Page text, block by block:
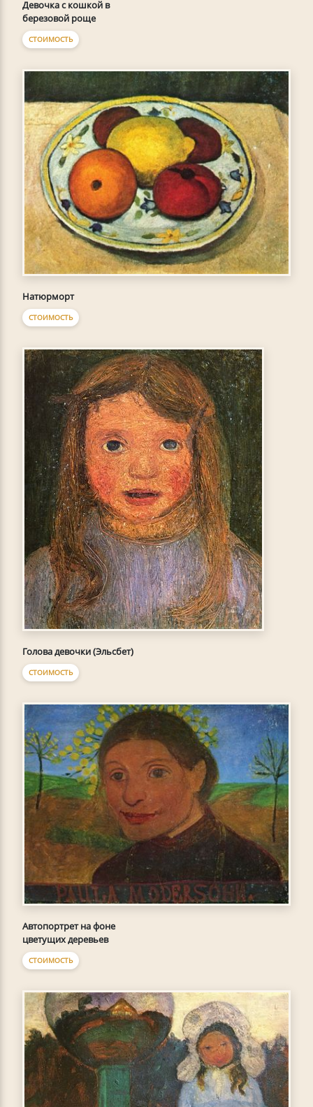
Девочка с кошкой в
березовой роще
СТОИМОСТЬ
Натюрморт
СТОИМОСТЬ
Голова девочки (Эльсбет)
СТОИМОСТЬ
Автопортрет на фоне
цветущих деревьев
СТОИМОСТЬ